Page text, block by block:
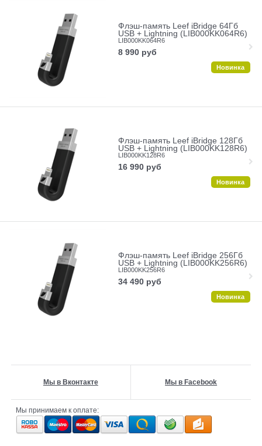
Флэш-память Leef iBridge 64Гб
USB + Lightning (LIB000KK064R6)
LIB000KK064R6
8 990 руб
Новинка
Флэш-память Leef iBridge 128Гб
USB + Lightning (LIB000KK128R6)
LIB000KK128R6
16 990 руб
Новинка
Флэш-память Leef iBridge 256Гб
USB + Lightning (LIB000KK256R6)
LIB000KK256R6
34 490 руб
Новинка
Мы в Вконтакте Мы в Facebook
Мы принимаем к оплате: